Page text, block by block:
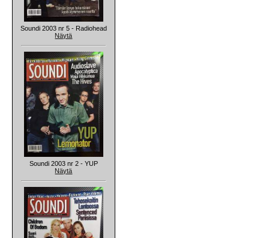
Soundi 2003 nr 5 - Radiohead
Näytä
Soundi 2003 nr 2 - YUP
Näytä